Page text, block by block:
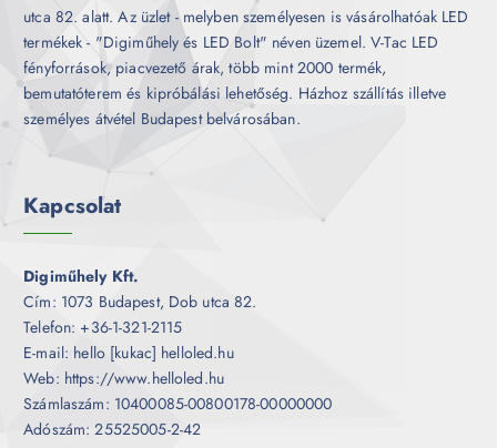
utca 82. alatt. Az üzlet - melyben személyesen is vásárolhatóak LED
termékek - "Digiműhely és LED Bolt" néven üzemel. V-Tac LED
fényforrások, piacvezető árak, több mint 2000 termék,
bemutatóterem és kipróbálási lehetőség. Házhoz szállítás illetve
személyes átvétel Budapest belvárosában.
Kapcsolat
Digiműhely Kft.
Cím: 1073 Budapest, Dob utca 82.
Telefon: +36-1-321-2115
E-mail: hello [kukac] helloled.hu
Web: https://www.helloled.hu
Számlaszám: 10400085-00800178-00000000
Adószám: 25525005-2-42